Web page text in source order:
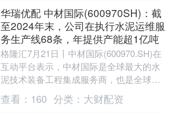
华瑞优配 中材国际(600970SH)：截
至2024年末，公司在执行水泥运维服
务生产线68条，年提供产能超1亿吨
格隆汇7月21日丨中材国际(600970.SH)在
互动平台表示，中材国际是全球最大的水
泥技术装备工程集成服务商，也是全球水
泥技术装备及工程服务市场唯一具有完整
产....
查看： 160 分类： 大财配资